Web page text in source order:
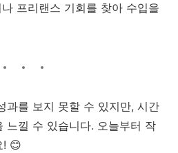
프리랜스 기회를 찾아 수입을
과를 보지 못할 수 있지만, 시간
느낄 수 있습니다. 오늘부터 작
! 😊